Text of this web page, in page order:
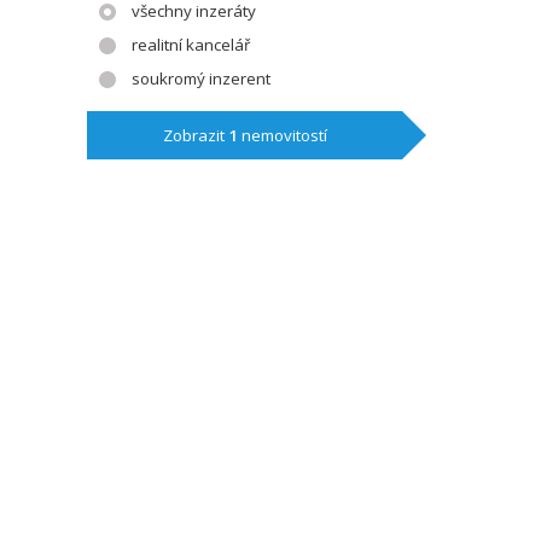
všechny inzeráty
realitní kancelář
soukromý inzerent
Zobrazit 1 nemovitostí